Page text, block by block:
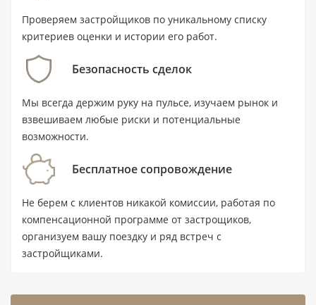
рассчитана на семейное проживание: здесь 4
терраса и парковка. Площадь дома составляет
Цена — от 2 750 000 AED.
Ключевые характеристики
ванными комнатами.
Площадь дома: 241,5 м² (2 600 ft²).
Площадь участка: 3 799 ft².
Проверяем застройщиков по уникальному списку
критериев оценки и истории его работ.
Безопасность сделок
Мы всегда держим руку на пульсе, изучаем рынок и
взвешиваем любые риски и потенциальные
возможности.
Бесплатное сопровождение
Не берем с клиентов никакой комиссии, работая по
компенсационной программе от застрощиков,
организуем вашу поездку и ряд встреч с
застройщиками.